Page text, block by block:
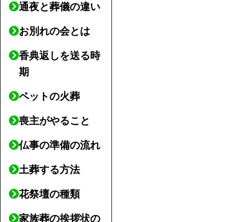
通夜と葬儀の違い
お別れの会とは
香典返しを送る時
期
ペットの火葬
喪主がやること
仏事の準備の流れ
土葬する方法
花祭壇の種類
家族葬の挨拶状の